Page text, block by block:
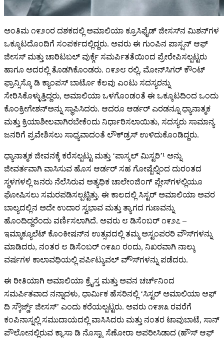
ಅಂತಿಮ ೧೯೨೦ರ ದಶಕದಲ್ಲಿ ಅಮಾಲಿಯಾ ಕ್ರೂಸಿಫೈಡ್ ಜೀಸಸ್‌ನ ಮಿಶನ್‌ಗಳ
ಒಕ್ಕೂಟದೊಂದಿಗೆ ಸಂಪರ್ಕದಲ್ಲಿದ್ದರು. ಅವರು ಈ ಗುಂಪಿನ ಪಾಸ್ಷನ್ ಆಫ್
ಜೀಸಸ್ ಮತ್ತು ಚಾರಿಟಬಲ್ ವುರ್ಕ್ಗೆ ಸಮರ್ಪಿತತೆಯಿಂದ ಪ್ರೇರೇಪಿಸಲ್ಪಟ್ಟರು
ಹಾಗೂ ಅದರಲ್ಲಿ ತೊಡಗಿಕೊಂಡರು. ೧೯೨೮ ರಲ್ಲಿ, ಮೋನ್‌ಸಿಗರ್ ಕೌಂಟ್
ಫ್ರಾನ್ಸಿಸ್ಕೊ ಡಿ ಕ್ಯಾಂಪಸ್ ಬಾರ್ಟೊ ಕೆಲವು ಎಂಟು ಸದಸ್ಯರನ್ನು
ಸೇರಿಸಿಕೊಳ್ಳುತ್ತಿದ್ದರು, ಅಮಾಲಿಯಾ ಒಳಗೊಂಡಂತೆ ಈ ಒಕ್ಕೂಟದಿಂದ ಒಂದು
ಕೊಂಕ್ರೀಗೇಶನ್ಅನ್ನು ಸ್ಥಾಪಿಸಿದರು. ಆದರೂ ಆರ್ಡರ್ ಎರಡನ್ನೂ ಧ್ಯಾನಾತ್ಮಕ
ಮತ್ತು ಕ್ರಿಯಾಶೀಲವಾಗಿರಬೇಕೆಂದು ನಿರ್ಧಾರಿಸಲಾಯಿತು, ಸದಸ್ಯರು ಸಾಮಾನ್ಯ
ಜನರಿಗೆ ಪ್ರವೇಶಿಸಲು ಸಾಧ್ಯವಾದಂತೆ ಲೌಕ್‌ಡ್ರಸ್ ಉಳಿದುಕೊಂಡಿದ್ದರು.
ಧ್ಯಾನಾತ್ಮಕ ಜೀವನಕ್ಕೆ ಕರೆಸಲ್ಪಟ್ಟು ಮತ್ತು ‘ಪಾಸ್ಕಲ್ ಮಿಸ್ಟರಿ’¹ ಅನ್ನು
ಜೀವರ್ತವಾಗಿ ವಾಸಿಸುವ ಹೊಸ ಆರ್ಡರ್ ಸಹ ಗೋಷ್ಪೆಲ್ನಿಂದ ದುರಂತದ
ಸ್ಥಳಗಳಲ್ಲಿ ಜನರು ನೆಲೆಸಿರುವ ಅತ್ಯಧಿಕ ಚಾಲೇಂಜಿಂಗ್ ಪ್ಲೇಸ್‌ಗಳಲ್ಲಿಯೂ
ಘೋಷಿಸಲು ಸಮರಪಡಿಸಲ್ಪಟ್ಟಿತ್ತು. ಈ ಕಾಲದಲ್ಲಿ ಸಿಸ್ಟರ್ ಅಮಾಲಿಯಾ ಅವರ
ಬಾಲ್ಯದಲ್ಲಿನ ಅದೇ ಉದಾರ ಸ್ವಭಾವ ಮತ್ತು ತ್ಯಾಗದ ಗುಣವನ್ನು
ಹೊಂದಿದ್ದರೆಂದು ವರ್ಣಿಸಲಾಗಿದೆ. ಅವರು ೮ ಡಿಸೆಂಬರ್ ೧೯೨೭ –
ಇಮ್ಮಾಕ್ಯೂಲೆಟ್ ಕೊಂಕೀಷನ್‌ನ ಉತ್ಸವದಲ್ಲಿ ತಮ್ಮ ಅಸ್ಟಂಪರರಿ ವೌಸ್‌ಗಳನ್ನು
ಮಾಡಿದರು, ನಂತರ ೮ ಡಿಸೆಂಬರ್ ೧೯೩೧ ರಂದು, ನಿಖರವಾಗಿ ನಾಲ್ಕು
ವರ್ಷಗಳ ಕಾಲಾವಧಿಯಲ್ಲಿ ಪರ್ಪಿಟ್ಯುವಲ್ ವೌ್ಸ್‌ಗಳನ್ನು ಪಡೆದರು.
ಈ ರೀತಿಯಾಗಿ ಅಮಾಲಿಯಾ ಕ್ರೈಸ್ತ ಮತ್ತು ಅವನ ಚರ್ಚ್‌ನಿಂದ
ಸಮರ್ಪಿತವಾದ ನನ್ನಾದಳು, ಧಾರ್ಮಿಕ ಹೆಸರಿನಲ್ಲಿ ‘ಸಿಸ್ಟರ್ ಅಮಾಲಿಯಾ ಆಫ್
ದಿ ಸ್ಕೌರ್ಜ್ಡ್ ಜೀಸಸ್’ ಎಂದು ಕರೆಯಲ್ಪಟ್ಟರು. ಅವರು ೧೯೫೩ ರವರೆಗೆ
ಕಂಪಿನಾಸ್ನಲ್ಲಿ ಸಮುದಾಯದಲ್ಲಿ ವಾಸಿಸಿದರು ಮತ್ತು ನಂತರ ಟಾವುಬಾಟೆ, ಸಾನ್
ಪೌಲೋನಲ್ಲಿರುವ ಕ್ಯಾಸಾ ಡಿ ನೊಸ್ಟ್ರಾ ಸೆಣೋರಾ ಅಪರೀಸಿಡಾದ (ಹೌಸ್ ಆಫ್